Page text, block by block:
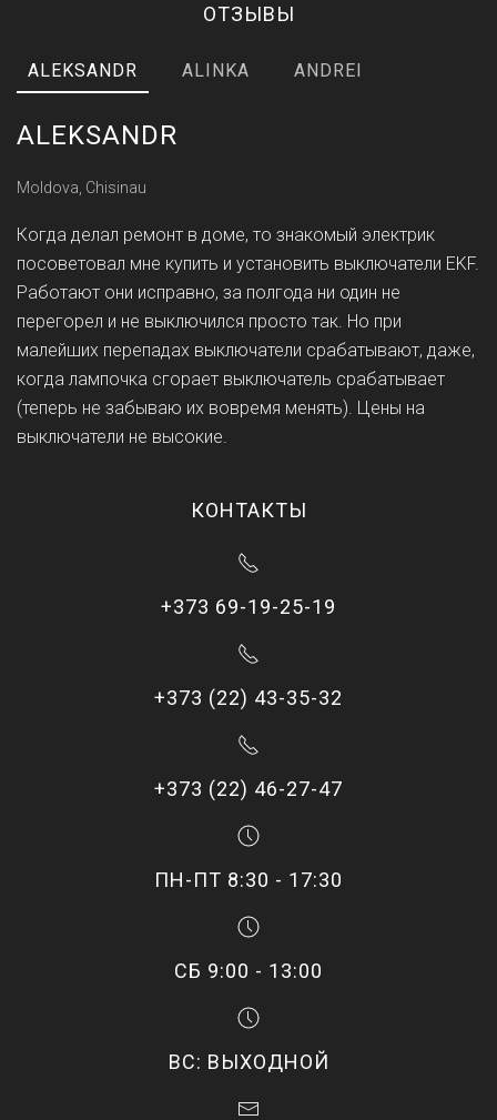
ОТЗЫВЫ
ALEKSANDR ALINKA ANDREI
ALEKSANDR
Moldova, Chisinau
Когда делал ремонт в доме, то знакомый электрик
посоветовал мне купить и установить выключатели EKF.
Работают они исправно, за полгода ни один не
перегорел и не выключился просто так. Но при
малейших перепадах выключатели срабатывают, даже,
когда лампочка сгорает выключатель срабатывает
(теперь не забываю их вовремя менять). Цены на
выключатели не высокие.
КОНТАКТЫ
+373 69-19-25-19
+373 (22) 43-35-32
+373 (22) 46-27-47
ПН-ПТ 8:30 - 17:30
СБ 9:00 - 13:00
ВС: ВЫХОДНОЙ